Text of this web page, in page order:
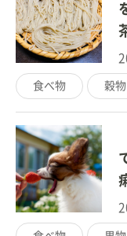
食べ物 穀物